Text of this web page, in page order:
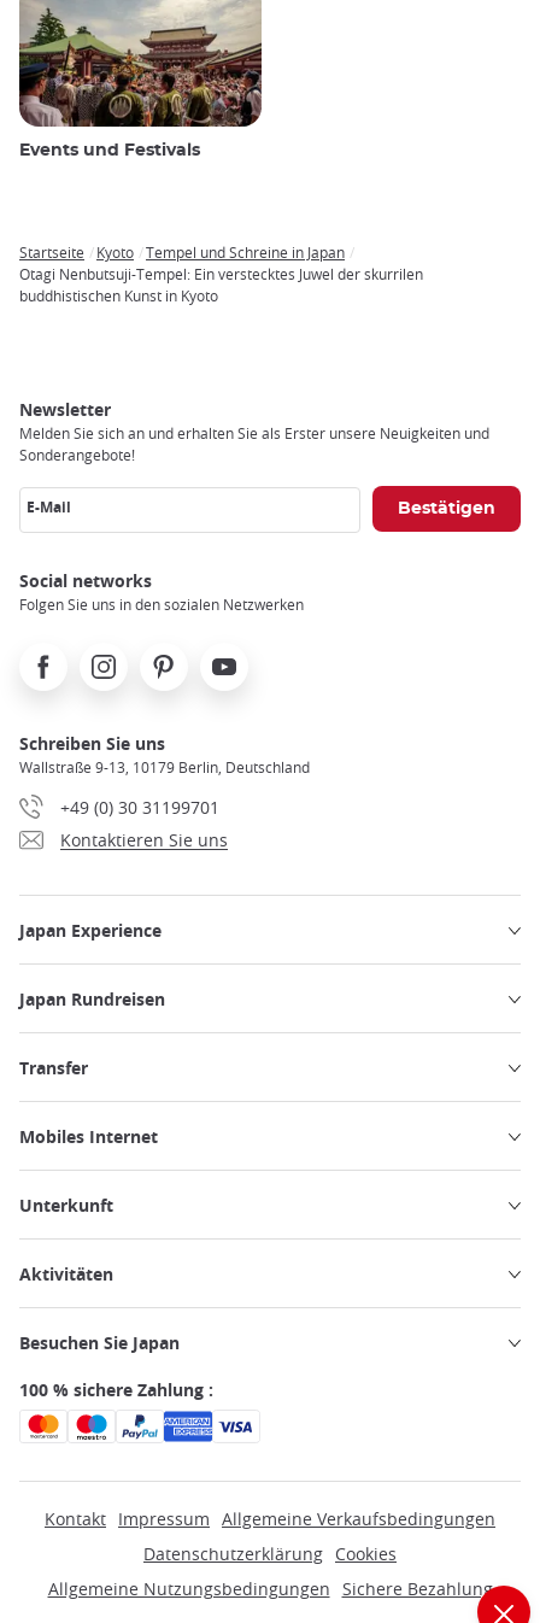
Events und Festivals
Breadcrumb
Startseite Kyoto
Tempel und Schreine in Japan
Otagi Nenbutsuji-Tempel: Ein verstecktes Juwel der skurrilen
buddhistischen Kunst in Kyoto
Newsletter
Melden Sie sich an und erhalten Sie als Erster unsere Neuigkeiten und
Sonderangebote!
E-Mail
Social networks
Folgen Sie uns in den sozialen Netzwerken
FacebookInstagramPinterest Youtube
Schreiben Sie uns
Wallstraße 9-13, 10179 Berlin, Deutschland
+49 (0) 30 31199701
Kontaktieren Sie uns
Japan Experience
Japan Rundreisen
Transfer
Mobiles Internet
Unterkunft
Aktivitäten
Besuchen Sie Japan
100 % sichere Zahlung :
Kontakt Impressum Allgemeine Verkaufsbedingungen
Datenschutzerklärung Cookies
Allgemeine Nutzungsbedingungen Sichere Bezahlung